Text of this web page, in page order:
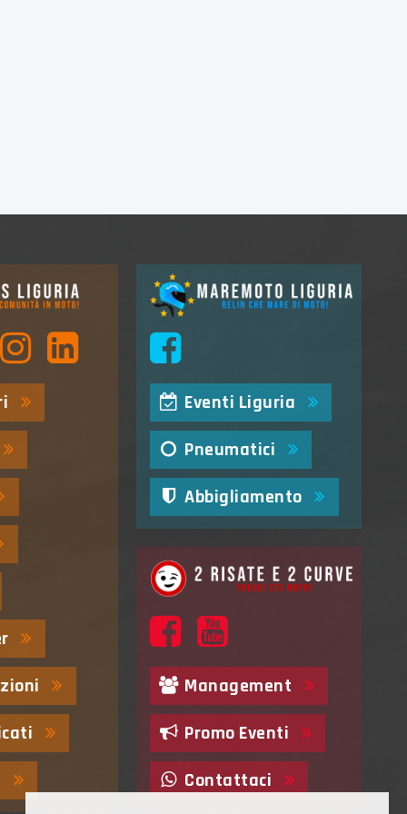
Eventi Liguria
Pneumatici
Abbigliamento
Management
Promo Eventi
Contattaci